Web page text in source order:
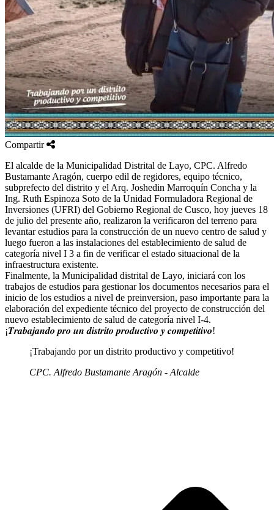
Compartir
El alcalde de la Municipalidad Distrital de Layo, CPC. Alfredo
Bustamante Aragón, cuerpo edil de regidores, equipo técnico,
subprefecto del distrito y el Arq. Joshedin Marroquín Concha y la
Ing. Ruth Espinoza Soto de la Unidad Formuladora Regional de
Inversiones (UFRI) del Gobierno Regional de Cusco, hoy jueves 18
de julio del presente año, realizaron la verificaron del terreno para
levantar estudios para la construcción de un nuevo centro de salud y
luego fueron a las instalaciones del establecimiento de salud de
categoría nivel I 3 a fin de verificar el estado situacional de la
infraestructura existente.
Finalmente, la Municipalidad distrital de Layo, iniciará con los
trabajos de estudios para gestionar los documentos necesarios para el
inicio de los estudios a nivel de preinversion, paso importante para la
elaboración del expediente técnico del proyecto de construcción del
nuevo establecimiento de salud de categoría nivel I-4.
¡𝑻𝒓𝒂𝒃𝒂𝒋𝒂𝒏𝒅𝒐 𝒑𝒓𝒐 𝒖𝒏 𝒅𝒊𝒔𝒕𝒓𝒊𝒕𝒐 𝒑𝒓𝒐𝒅𝒖𝒄𝒕𝒊𝒗𝒐 𝒚 𝒄𝒐𝒎𝒑𝒆𝒕𝒊𝒕𝒊𝒗𝒐!
¡Trabajando por un distrito productivo y competitivo!
CPC. Alfredo Bustamante Aragón - Alcalde